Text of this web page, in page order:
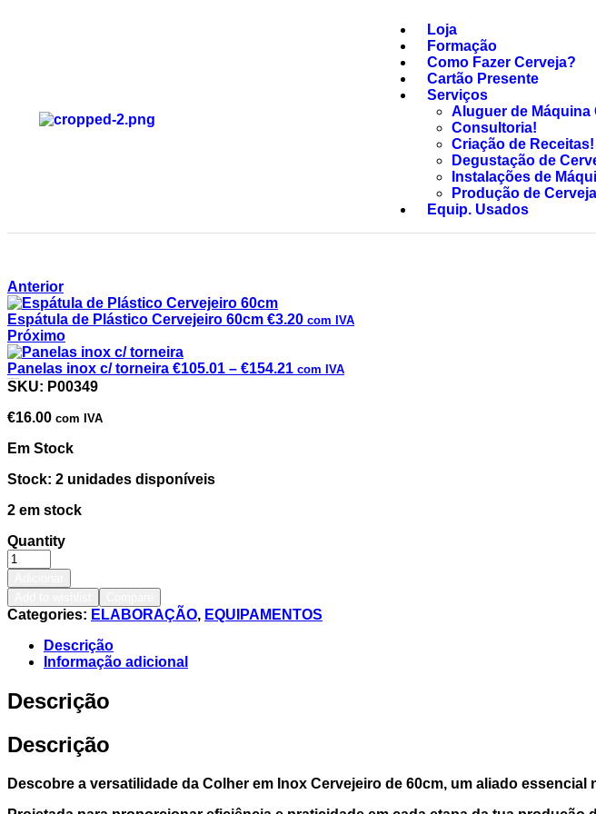
Loja
Formação
Como Fazer Cerveja?
Cartão Presente
Serviços
Aluguer de Máquina
Consultoria!
Criação de Receitas!
Degustação de
Instalações de
Produção de
Equip. Usados
Anterior
Espátula de Plástico Cervejeiro 60cm €3.20 com IVA
Próximo
Panelas inox c/ torneira €105.01 – €154.21 com IVA
SKU: P00349
€16.00 com IVA
Em Stock
Stock: 2 unidades disponíveis
2 em stock
Quantity
Categories: ELABORAÇÃO, EQUIPAMENTOS
Descrição
Informação adicional
Descrição
Descrição
Descobre a versatilidade da Colher em Inox Cervejeiro de 60cm, um aliado